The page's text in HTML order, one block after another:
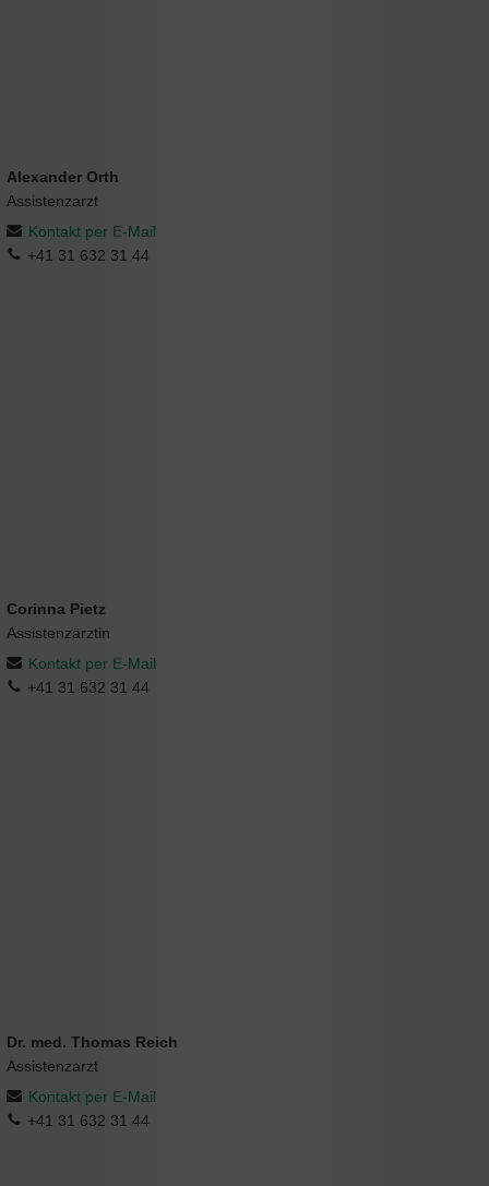
Alexander Orth
Assistenzarzt
Kontakt per E-Mail
+41 31 632 31 44
Corinna Pietz
Assistenzärztin
Kontakt per E-Mail
+41 31 632 31 44
Dr. med. Thomas Reich
Assistenzarzt
Kontakt per E-Mail
+41 31 632 31 44